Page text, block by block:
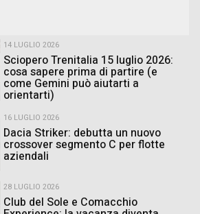
14 LUGLIO 2026
Sciopero Trenitalia 15 luglio 2026:
cosa sapere prima di partire (e
come Gemini può aiutarti a
orientarti)
16 LUGLIO 2026
Dacia Striker: debutta un nuovo
crossover segmento C per flotte
aziendali
28 LUGLIO 2026
Club del Sole e Comacchio